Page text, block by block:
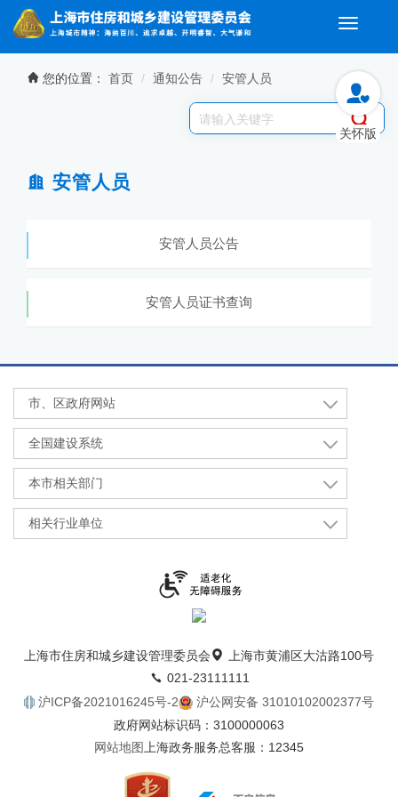
无障碍操作说明 跳转到网站导航区 跳转到主要内容区域
Toggle
您的位置： 首页 通知公告 安管人员
安管人员
安管人员公告
安管人员证书查询
市、区政府网站
全国建设系统
本市相关部门
相关行业单位
上海市住房和城乡建设管理委员会
上海市黄浦区大沽路100号
021-23111111
沪ICP备2021016245号-2
沪公网安备 31010102002377号
政府网站标识码：3100000063
网站地图 上海政务服务总客服：12345
关怀版